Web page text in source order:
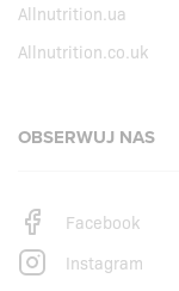
Allnutrition.ua
Allnutrition.co.uk
OBSERWUJ NAS
Facebook
Instagram